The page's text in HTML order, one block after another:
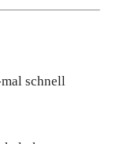
schnell